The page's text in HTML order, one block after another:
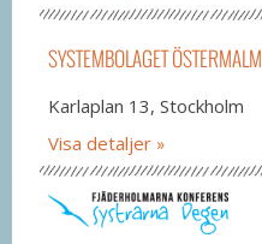
SYSTEMBOLAGET ÖSTERMALM
Karlaplan 13, Stockholm
Visa detaljer